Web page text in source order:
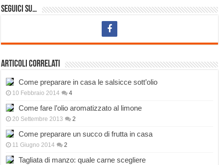
Seguici su…
Articoli correlati
Come preparare in casa le salsicce sott’olio
10 Febbraio 2014 4
Come fare l’olio aromatizzato al limone
20 Settembre 2013 2
Come preparare un succo di frutta in casa
11 Giugno 2014 2
Tagliata di manzo: quale carne scegliere